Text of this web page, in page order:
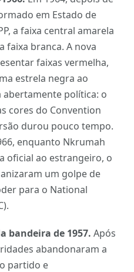
em Estado de
a faixa central amarela
branca. A nova
faixas vermelha,
estrela negra ao
abertamente política: o
cores do Convention
durou pouco tempo.
enquanto Nkrumah
oficial ao estrangeiro, o
um golpe de
para o National
bandeira de 1957. Após
abandonaram a
partido e